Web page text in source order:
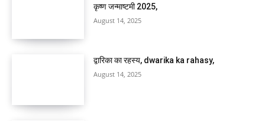
कृष्ण जन्माष्टमी 2025,
August 14, 2025
द्वारिका का रहस्य, dwarika ka rahasy,
August 14, 2025